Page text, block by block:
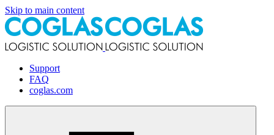
Skip to main content
Support
FAQ
coglas.com